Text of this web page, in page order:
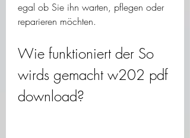
egal ob Sie ihn warten, pflegen oder
reparieren möchten.
Wie funktioniert der So
wirds gemacht w202 pdf
download?